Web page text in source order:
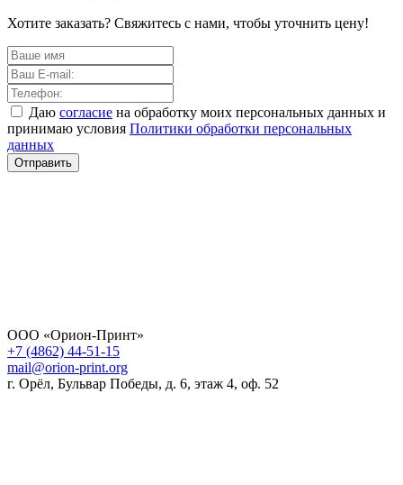
Хотите заказать? Свяжитесь с нами, чтобы уточнить цену!
Даю согласие на обработку моих персональных данных и
принимаю условия Политики обработки персональных
данных
Отправить
ООО «Орион-Принт»
+7 (4862) 44-51-15
mail@orion-print.org
г. Орёл, Бульвар Победы, д. 6, этаж 4, оф. 52